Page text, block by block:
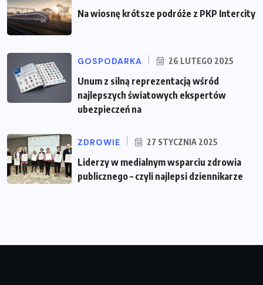
Na wiosnę krótsze podróże z PKP Intercity
GOSPODARKA 26 LUTEGO 2025
Unum z silną reprezentacją wśród
najlepszych światowych ekspertów
ubezpieczeń na
ZDROWIE 27 STYCZNIA 2025
Liderzy w medialnym wsparciu zdrowia
publicznego – czyli najlepsi dziennikarze